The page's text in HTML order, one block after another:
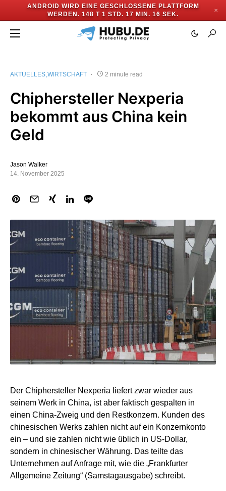
ANDROID WIRD EINE GESCHLOSSENE PLATTFORM
WERDEN. 148 T 1 STD. 17 MIN. 15 SEK.
✕
AKTUELLES WIRTSCHAFT 2 minute read
Chiphersteller Nexperia
bekommt aus China kein
Geld
Jason Walker
14. November 2025
Der Chiphersteller Nexperia liefert zwar wieder aus
seinem Werk in China, ist aber faktisch gespalten in
einen China-Zweig und den Restkonzern. Kunden des
chinesischen Werks zahlen nicht auf ein Konzernkonto
ein – und sie zahlen nicht wie üblich in US-Dollar,
sondern in chinesischer Währung. Das teilte das
Unternehmen auf Anfrage mit, wie die „Frankfurter
Allgemeine Zeitung“ (Samstagausgabe) schreibt.